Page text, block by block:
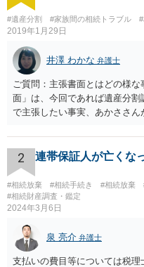
#遺産分割 #家族間の相続トラブル
2019年1月29日
井澤 わかな 弁護士
ご質問：主張書面とはどの様
面」は、今回であれば遺産分
で主張したい事実、あかささ
ります。 もし、主張したい
資料を持っているようであれ
し、お姉さんに見られたくな
望に関する申出書」と共に提出
いた方が良い事と書かない方が
立ての趣旨」のところに書い
ば、まずそれを書くとよいで
なぜ調停を申し立てたのか(例
決裂した、など)や亡くなった
2 連帯保証人が亡くな
#相続放棄 #相続手続き #相続放棄
#相続財産調査・鑑定
2024年3月6日
泉 亮介 弁護士
支払いの費目等については税